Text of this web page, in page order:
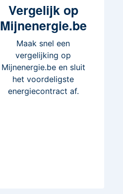
Vergelijkop
Mijnenergie.be
Maak snel een
vergelijking op
Mijnenergie.be en sluit
het voordeligste
energiecontract af.